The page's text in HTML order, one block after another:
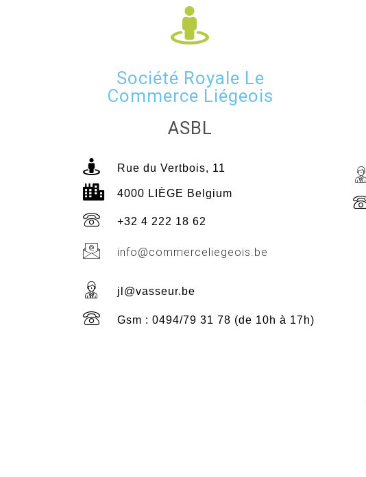
Société Royale Le
Commerce Liégeois
ASBL
Rue du Vertbois, 11
4000 LIÈGE Belgium
+32 4 222 18 62
info@commerceliegeois.be
jl@vasseur.be
Gsm : 0494/79 31 78 (de 10h à 17h)